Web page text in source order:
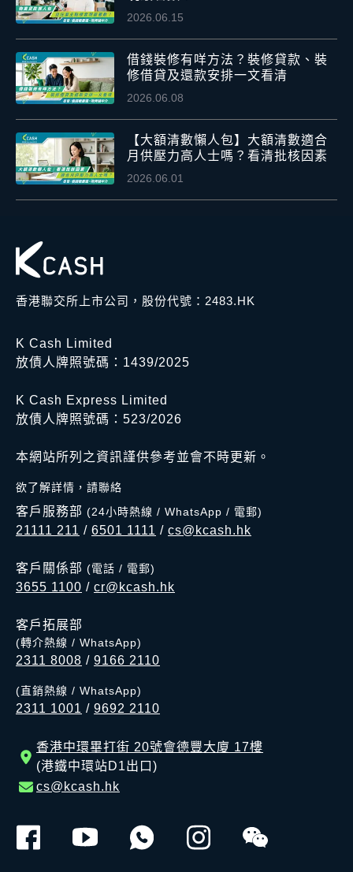
2026.06.15
借錢裝修有咩方法？裝修貸款、裝
修借貸及還款安排一文看清
2026.06.08
【大額清數懶人包】大額清數適合
月供壓力高人士嗎？看清批核因素
2026.06.01
香港聯交所上市公司，股份代號：2483.HK
K Cash Limited
放債人牌照號碼：1439/2025
K Cash Express Limited
放債人牌照號碼：523/2026
本網站所列之資訊謹供參考並會不時更新。
欲了解詳情，請聯絡
客戶服務部 (24小時熱線 / WhatsApp / 電郵)
21111 211 / 6501 1111 / cs@kcash.hk
客戶關係部 (電話 / 電郵)
3655 1100 / cr@kcash.hk
客戶拓展部
(轉介熱線 / WhatsApp)
2311 8008 / 9166 2110
(直銷熱線 / WhatsApp)
2311 1001 / 9692 2110
香港中環畢打街 20號會德豐大廈 17樓
(港鐵中環站D1出口)
cs@kcash.hk